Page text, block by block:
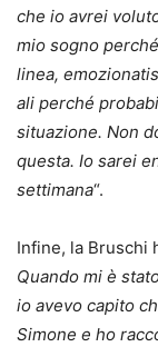
che io avrei
mio sogno
linea,
ali perché
situazione. Non
questa. Io sarei
settimana“.
Infine, la Bruschi
Quando mi è
io avevo capito
Simone e ho